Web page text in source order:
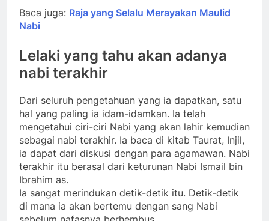
Baca juga: Raja yang Selalu Merayakan Maulid
Nabi
Lelaki yang tahu akan adanya
nabi terakhir
Dari seluruh pengetahuan yang ia dapatkan, satu
hal yang paling ia idam-idamkan. Ia telah
mengetahui ciri-ciri Nabi yang akan lahir kemudian
sebagai nabi terakhir. Ia baca di kitab Taurat, Injil,
ia dapat dari diskusi dengan para agamawan. Nabi
terakhir itu berasal dari keturunan Nabi Ismail bin
Ibrahim as.
Ia sangat merindukan detik-detik itu. Detik-detik
di mana ia akan bertemu dengan sang Nabi